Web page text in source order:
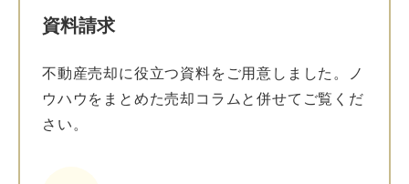
資料請求
不動産売却に役立つ資料をご用意しました。ノ
ウハウをまとめた売却コラムと併せてご覧くだ
さい。